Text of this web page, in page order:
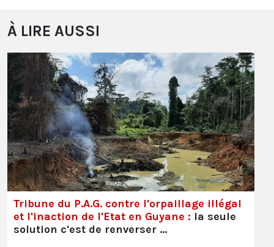
À LIRE AUSSI
Tribune du P.A.G. contre l'orpaillage illégal
et l'inaction de l'Etat en Guyane : la seule
solution c'est de renverser …